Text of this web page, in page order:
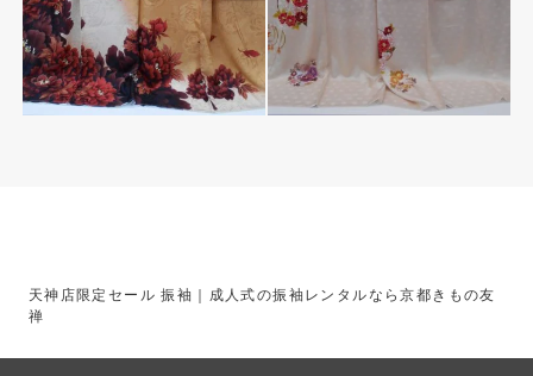
天神店限定セール 振袖｜成人式の振袖レンタルなら京都きもの友
禅